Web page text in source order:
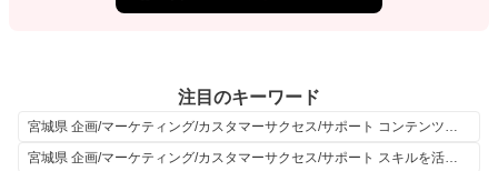
注目のキーワード
宮城県 企画/マーケティング/カスタマーサクセス/サポート コンテンツビジョン
宮城県 企画/マーケティング/カスタマーサクセス/サポート スキルを活かして